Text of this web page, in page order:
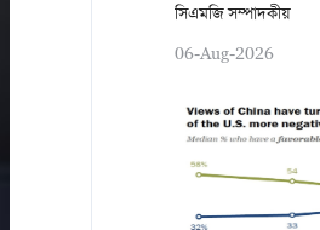
সিএমজি সম্পাদকীয়
06-Aug-2026